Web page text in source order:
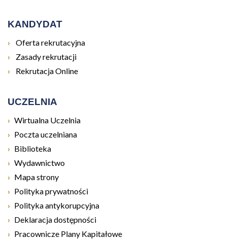
KANDYDAT
Oferta rekrutacyjnaOtwiera się w nowym oknie
Zasady rekrutacjiOtwiera się w nowym oknie
Rekrutacja OnlineOtwiera się w nowym oknie
UCZELNIA
Wirtualna UczelniaOtwiera się w nowym oknie
Poczta uczelnianaOtwiera się w nowym oknie
BibliotekaOtwiera się w nowym oknie
WydawnictwoOtwiera się w nowym oknie
Mapa strony
Polityka prywatności
Polityka antykorupcyjna
Deklaracja dostępności
Pracownicze Plany Kapitałowe